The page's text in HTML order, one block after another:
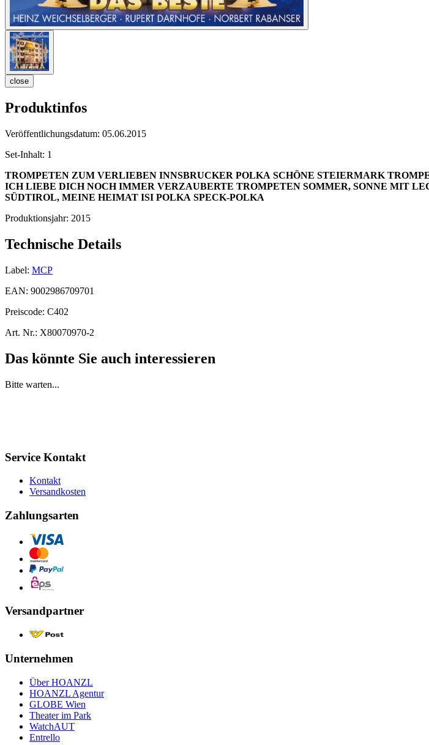
close
Produktinfos
Veröffentlichungsdatum: 05.06.2015
Set-Inhalt: 1
TROMPETEN ZUM VERLIEBEN INNSBRUCKER POLKA SCHÖNE STEIERMARK
ICH LIEBE DICH NOCH IMMER VERZAUBERTE TROMPETEN SOMMER, SONNE MIT
SÜDTIROL, MEINE HEIMAT ISI POLKA SPECK-POLKA
Produktionsjahr: 2015
Technische Details
Label: MCP
EAN: 9002986709701
Preiscode: C402
Art. Nr.: X80070970-2
Das könnte Sie auch interessieren
Bitte warten...
Service Kontakt
Kontakt
Versandkosten
Zahlungsarten
Versandpartner
Unternehmen
Über HOANZL
HOANZL Agentur
GLOBE Wien
Theater im Park
WatchAUT
Entrello